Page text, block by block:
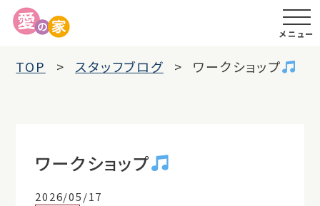
メニュー
TOP スタッフブログ ワークショップ
ワークショップ
2026/05/17